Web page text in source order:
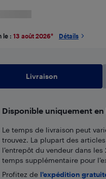
le : 13 août 2026* Détails
Livraison
Disponible uniquement en
Le temps de livraison peut
trouvez. La plupart des
l’entrepôt du vendeur dans
temps supplémentaire pour
Profitez de l'expédition